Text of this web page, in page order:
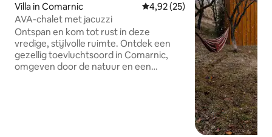
Villa in Comarnic Gemiddelde beoordeling van
4,92 (25)
AVA-chalet met jacuzzi
Ontspan en kom tot rust in deze
vredige, stijlvolle ruimte. Ontdek een
gezellig toevluchtsoord in Comarnic,
omgeven door de natuur en een